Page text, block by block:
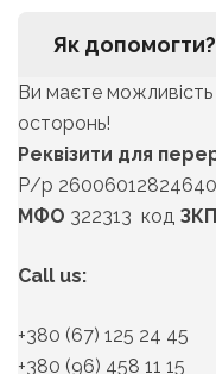
Як допомогти?
Ви маєте
осторонь!
Реквізити для
Р/р
МФО 322313 код
Call us:
+380 (67) 125 24 45
+380 (96) 458 11 15